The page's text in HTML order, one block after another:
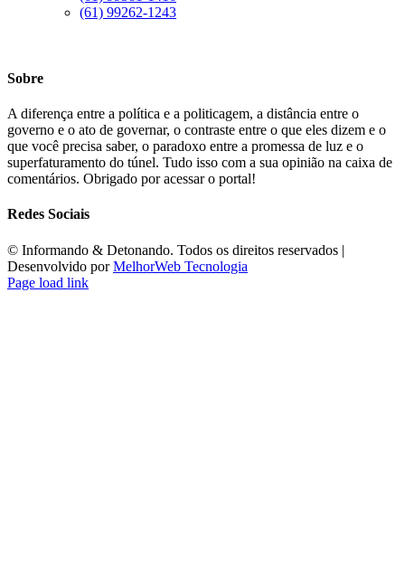
(61) 99262-1243
Sobre
A diferença entre a política e a politicagem, a distância entre o
governo e o ato de governar, o contraste entre o que eles dizem e o
que você precisa saber, o paradoxo entre a promessa de luz e o
superfaturamento do túnel. Tudo isso com a sua opinião na caixa de
comentários. Obrigado por acessar o portal!
Redes Sociais
©️ Informando & Detonando. Todos os direitos reservados |
Desenvolvido porMelhorWeb Tecnologia
Page load link